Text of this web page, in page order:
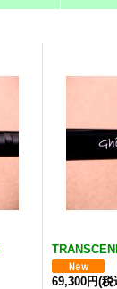
69,300円(税